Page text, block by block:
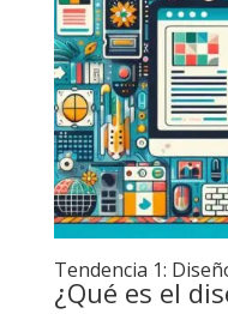
Tendencia 1:
¿Qué es el